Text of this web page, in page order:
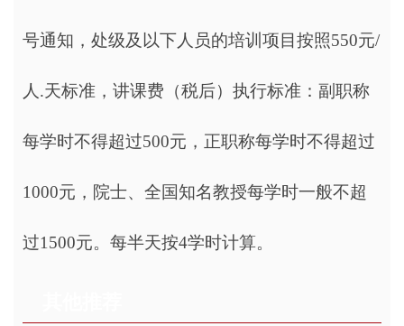
号通知，处级及以下人员的培训项目按照550元/
人.天标准，讲课费（税后）执行标准：副职称
每学时不得超过500元，正职称每学时不得超过
1000元，院士、全国知名教授每学时一般不超
过1500元。每半天按4学时计算。